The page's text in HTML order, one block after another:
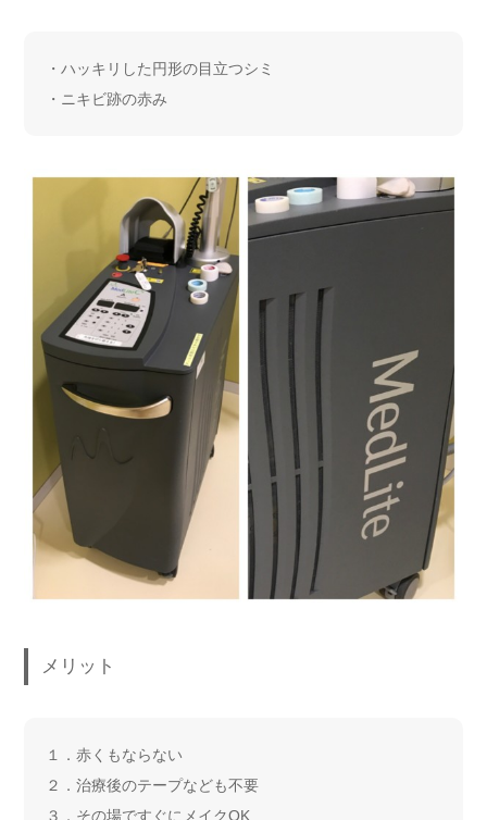
・ハッキリした円形の目立つシミ
・ニキビ跡の赤み
メリット
１．赤くもならない
２．治療後のテープなども不要
３．その場ですぐにメイクOK